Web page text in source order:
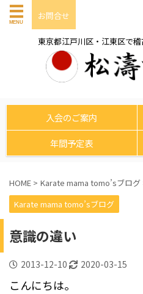
お問合せ
東京都江戸川区・江東区で
入会のご案内
年間予定表
HOME > Karate mama tomo’sブログ
Karate mama tomo’sブログ
意識の違い
2013-12-10 2020-03-15
こんにちは。